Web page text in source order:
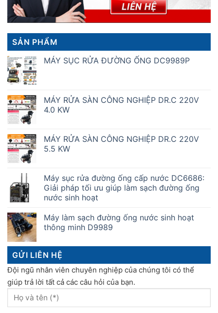
SẢN PHẨM
MÁY SỤC RỬA ĐƯỜNG ỐNG DC9989P
MÁY RỬA SÀN CÔNG NGHIỆP DR.C 220V
4.0 KW
MÁY RỬA SÀN CÔNG NGHIỆP DR.C 220V
5.5 KW
Máy sục rửa đường ống cấp nước DC6686:
Giải pháp tối ưu giúp làm sạch đường ống
nước sinh hoạt
Máy làm sạch đường ống nước sinh hoạt
thông minh D9989
GỬI LIÊN HỆ
Đội ngũ nhân viên chuyên nghiệp của chúng tôi có thể
giúp trả lời tất cả các câu hỏi của bạn.